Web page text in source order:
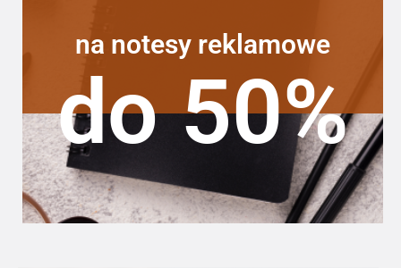
na notesy reklamowe
do 50%